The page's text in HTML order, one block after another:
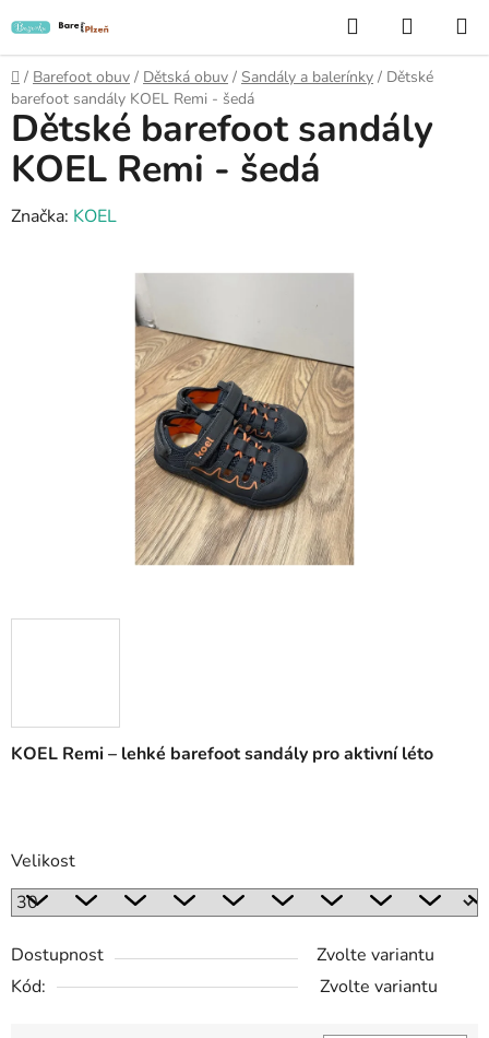
na
obsah
Hledat
KOŠÍK
Domů
/ Barefoot obuv / Dětská obuv / Sandály a balerínky / Dětské
barefoot sandály KOEL Remi - šedá
KOEL Remi – lehké barefoot sandály pro aktivní léto
Velikost
Dostupnost
Zvolte variantu
Kód:
Zvolte variantu
Dětské barefoot sandály
KOEL Remi - šedá
Značka: KOEL